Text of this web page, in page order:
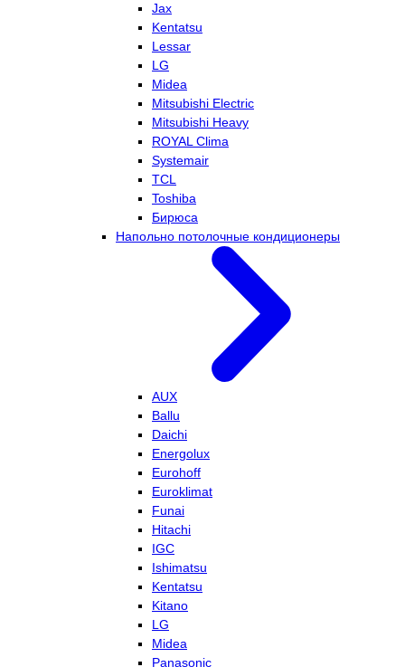
Jax
Kentatsu
Lessar
LG
Midea
Mitsubishi Electric
Mitsubishi Heavy
ROYAL Clima
Systemair
TCL
Toshiba
Бирюса
Напольно потолочные кондиционеры
AUX
Ballu
Daichi
Energolux
Eurohoff
Euroklimat
Funai
Hitachi
IGC
Ishimatsu
Kentatsu
Kitano
LG
Midea
Panasonic